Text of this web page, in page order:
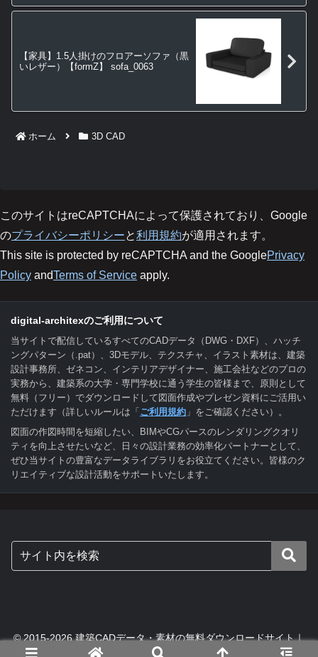
【家具】1.5人掛けのフロアーソファ（黒
いレザー）【formZ】 sofa_0063
ホーム 3D CAD
このサイトはreCAPTCHAによって保護されており、Google
のプライバシーポリシーと利用規約が適用されます。
This site is protected by reCAPTCHA and the GooglePrivacy
Policy andTerms of Service apply.
digital-architexのご利用について
当サイトで配信しているすべてのCADデータ（DWG・DXF）、ハッチ
ングパターン（.pat）、3Dモデル、テクスチャ、イラスト素材は、建築
設計事務所、ゼネコン、インテリアデザイナー、施工会社などのプロの
実務から、建築系の大学・専門学校に通う学生の皆様まで、原則として
無料（フリー）でダウンロードして図面作成やプレゼン資料にご活用い
ただけます（詳しいルールは「 ご利用規約 」をご確認ください）。
図面の作図時間を短縮したい、BIMやCGパースのレンダリングクオリ
ティを向上させたいなど、日々の設計業務の効率化パートナーとして、
ぜひ当サイトの豊富なデータライブラリをお役立てください。皆様のク
リエイティブな設計活動をサポートいたします。
© 2015-2026 建築CADデータ・素材の無料ダウンロードサイト｜